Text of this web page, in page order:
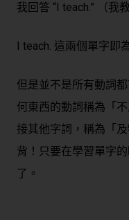
我回答 “I teach.” （我教
I teach. 這兩個單字即
但是並不是所有動詞
何東西的動詞稱為「
接其他字詞，稱為「
背！只要在學習單字
了。